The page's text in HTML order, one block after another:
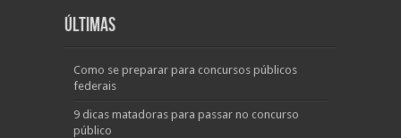
Últimas
Como se preparar para concursos públicos
federais
9 dicas matadoras para passar no concurso
público